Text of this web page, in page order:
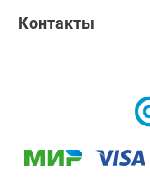
Контакты